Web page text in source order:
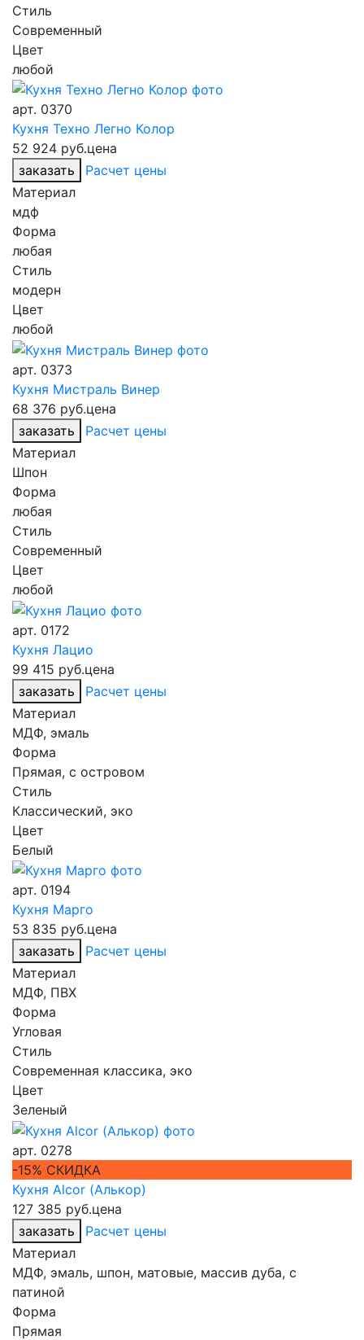
Стиль
Современный
Цвет
любой
арт. 0370
Кухня Техно Легно Колор
52 924 руб.цена
заказать
Расчет цены
Материал
мдф
Форма
любая
Стиль
модерн
Цвет
любой
арт. 0373
Кухня Мистраль Винер
68 376 руб.цена
заказать
Расчет цены
Материал
Шпон
Форма
любая
Стиль
Современный
Цвет
любой
арт. 0172
Кухня Лацио
99 415 руб.цена
заказать
Расчет цены
Материал
МДФ, эмаль
Форма
Прямая, с островом
Стиль
Классический, эко
Цвет
Белый
арт. 0194
Кухня Марго
53 835 руб.цена
заказать
Расчет цены
Материал
МДФ, ПВХ
Форма
Угловая
Стиль
Современная классика, эко
Цвет
Зеленый
арт. 0278
-15% СКИДКА
Кухня Alcor (Алькор)
127 385 руб.цена
заказать
Расчет цены
Материал
МДФ, эмаль, шпон, матовые, массив дуба, с
патиной
Форма
Прямая